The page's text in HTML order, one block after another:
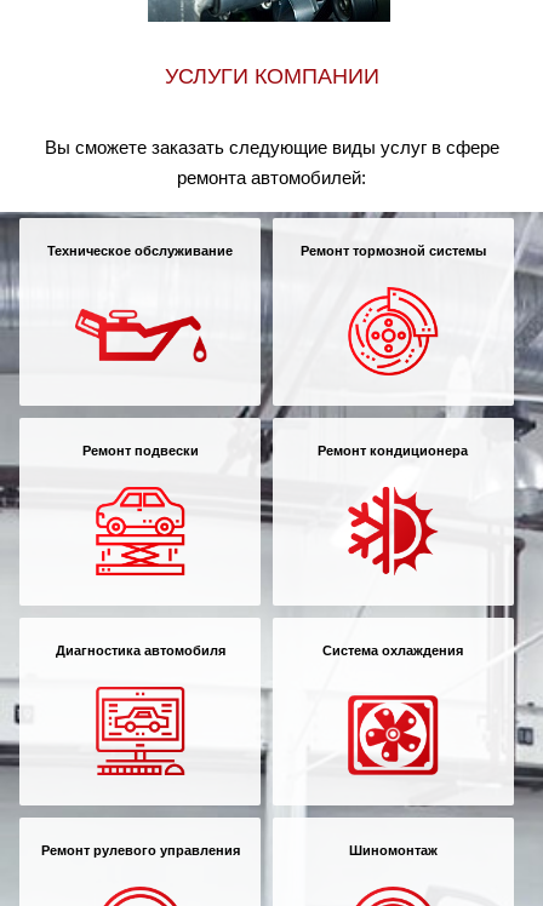
УСЛУГИ КОМПАНИИ
Вы сможете заказать следующие виды услуг в сфере
ремонта автомобилей:
Техническое обслуживание Ремонт тормозной системы
Ремонт подвески Ремонт кондиционера
Диагностика автомобиля Система охлаждения
Ремонт рулевого управления Шиномонтаж